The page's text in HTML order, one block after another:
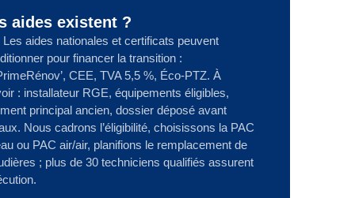
aides existent ?
Les aides nationales et certificats peuvent
pour financer la transition :
CEE, TVA 5,5 %, Éco-PTZ. À
: installateur RGE, équipements éligibles,
principal ancien, dossier déposé avant
Nous cadrons l’éligibilité, choisissons la PAC
ou PAC air/air, planifions le remplacement de
; plus de 30 techniciens qualifiés assurent